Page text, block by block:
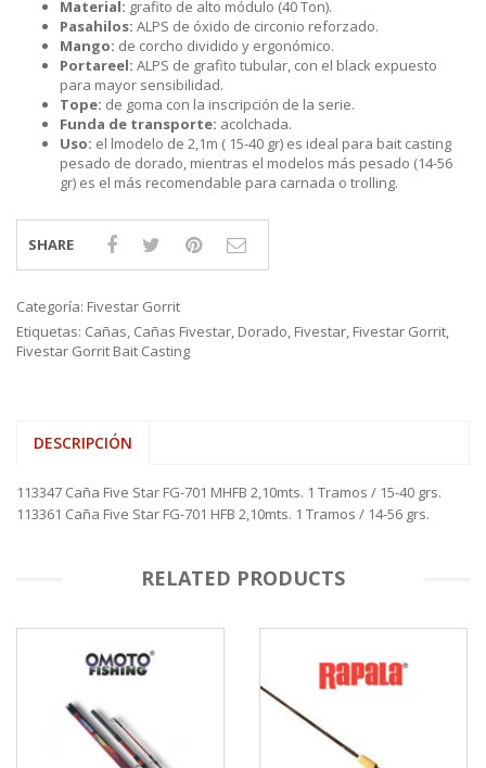
Material: grafito de alto módulo (40 Ton).
Pasahilos: ALPS de óxido de circonio reforzado.
Mango: de corcho dividido y ergonómico.
Portareel: ALPS de grafito tubular, con el black expuesto
para mayor sensibilidad.
Tope: de goma con la inscripción de la serie.
Funda de transporte: acolchada.
Uso: el lmodelo de 2,1m ( 15-40 gr) es ideal para bait casting
pesado de dorado, mientras el modelos más pesado (14-56
gr) es el más recomendable para carnada o trolling.
SHARE
Categoría: Fivestar Gorrit
Etiquetas: Cañas, Cañas Fivestar, Dorado, Fivestar, Fivestar Gorrit,
Fivestar Gorrit Bait Casting
DESCRIPCIÓN
113347 Caña Five Star FG-701 MHFB 2,10mts. 1 Tramos / 15-40 grs.
113361 Caña Five Star FG-701 HFB 2,10mts. 1 Tramos / 14-56 grs.
RELATED PRODUCTS